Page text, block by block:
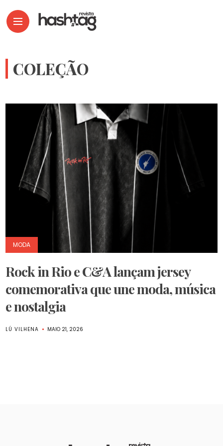
COLEÇÃO
MODA
Rock in Rio e C&A lançam jersey
comemorativa que une moda, música
e nostalgia
LÚ VILHENA MAIO 21, 2026